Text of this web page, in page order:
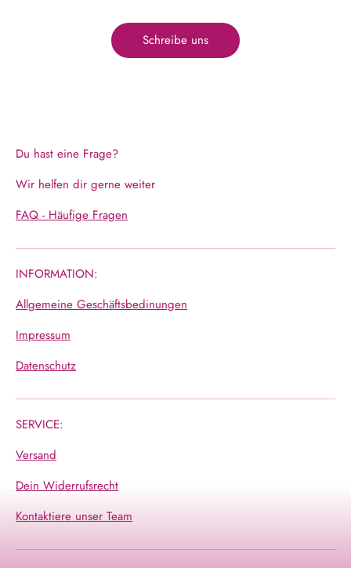
Schreibe uns
Du hast eine Frage?
Wir helfen dir gerne weiter
FAQ - Häufige Fragen
INFORMATION:
Allgemeine Geschäftsbedinungen
Impressum
Datenschutz
SERVICE:
Versand
Dein Widerrufsrecht
Kontaktiere unser Team